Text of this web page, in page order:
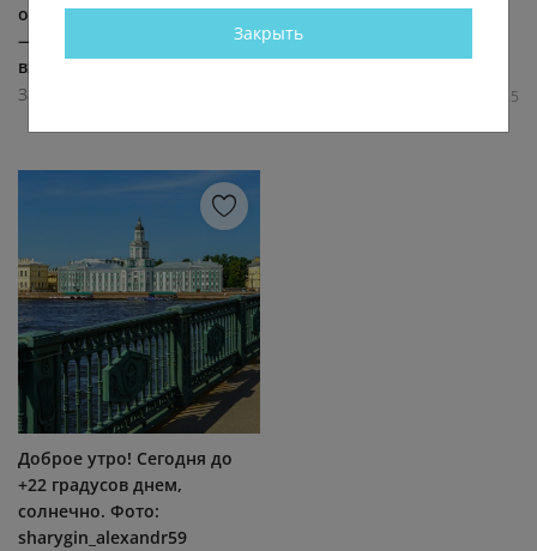
обыкновенным человеком
— Петром Петровичем. У
входа в...
Завтра в Питере
Звон колоколов окутает
крепость и позволит...
5
Доброе утро! Сегодня до
+22 градусов днем,
солнечно. Фото:
sharygin_alexandr59
Закрыть